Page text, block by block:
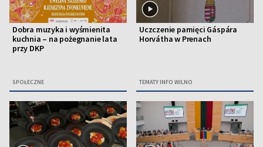
Dobra muzyka i wyśmienita
kuchnia – na pożegnanie lata
przy DKP
SPOŁECZNE
Uczczenie pamięci Gáspára
Horvátha w Prenach
TEMATY INFO WILNO